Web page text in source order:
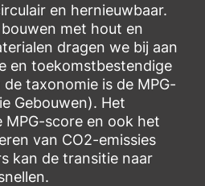
en hernieuwbaar.
met hout en
dragen we bij aan
en toekomstbestendige
taxonomie is de MPG-
Gebouwen). Het
MPG-score en ook het
van CO2-emissies
kan de transitie naar